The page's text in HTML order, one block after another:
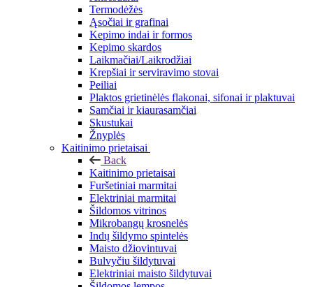
Termodėžės
Ąsočiai ir grafinai
Kepimo indai ir formos
Kepimo skardos
Laikmačiai/Laikrodžiai
Krepšiai ir serviravimo stovai
Peiliai
Plaktos grietinėlės flakonai, sifonai ir plaktuvai
Samčiai ir kiaurasamčiai
Skustukai
Žnyplės
Kaitinimo prietaisai
Back
Kaitinimo prietaisai
Furšetiniai marmitai
Elektriniai marmitai
Šildomos vitrinos
Mikrobangų krosnelės
Indų šildymo spintelės
Maisto džiovintuvai
Bulvyčiu šildytuvai
Elektriniai maisto šildytuvai